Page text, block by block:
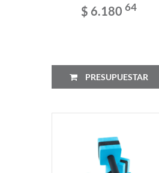
$ 6.18064
PRESUPUESTAR